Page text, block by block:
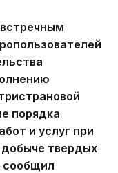
порядка
и услуг при
твердых
сообщил